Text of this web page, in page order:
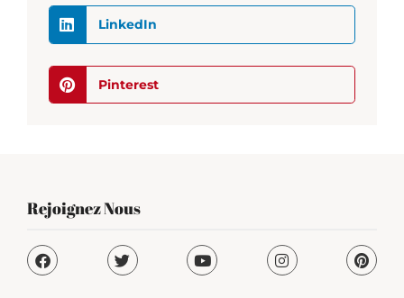
LinkedIn
Pinterest
Rejoignez Nous